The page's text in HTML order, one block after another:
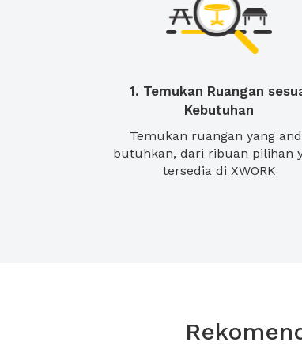
1. Temukan Ruangan
Kebutuhan
Temukan ruangan yang
butuhkan, dari ribuan pilihan
tersedia di XWORK